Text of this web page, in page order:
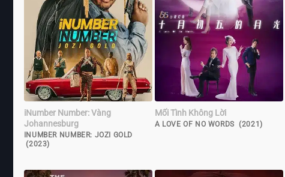
iNumber Number: Vàng
Johannesburg
INUMBER NUMBER: JOZI GOLD
(2023)
Mối Tình Không Lời
A LOVE OF NO WORDS (2021)